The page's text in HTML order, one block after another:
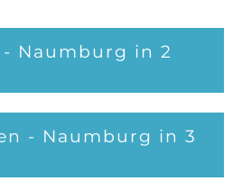
Naumburg in 2
- Naumburg in 3